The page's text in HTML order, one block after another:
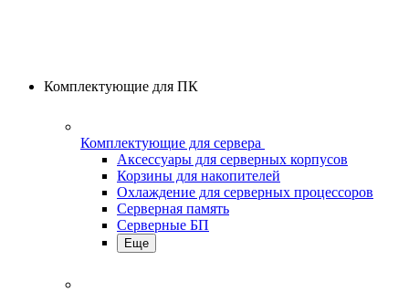
Комплектующие для ПК
Комплектующие для сервера
Аксессуары для серверных корпусов
Корзины для накопителей
Охлаждение для серверных процессоров
Серверная память
Серверные БП
Еще